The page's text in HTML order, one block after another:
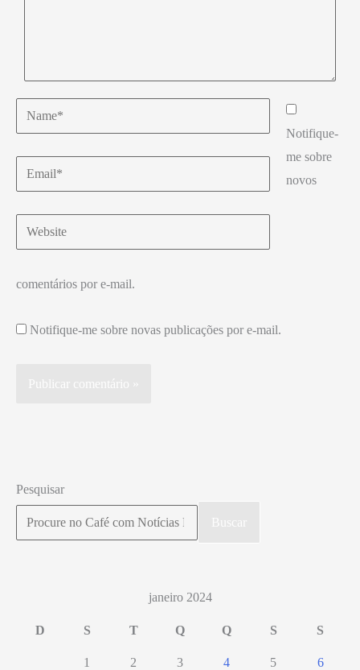
Name*
Email*
Website
Notifique-
me sobre
novos
comentários por e-mail.
Notifique-me sobre novas publicações por e-mail.
Pesquisar
Buscar
janeiro 2024
D S T Q Q S S
1 2 3 4 5
6